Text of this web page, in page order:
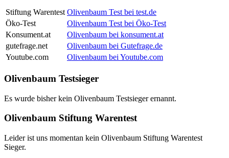
Stiftung Warentest Olivenbaum Test bei test.de
Öko-Test
Olivenbaum Test bei Öko-Test
Konsument.at
Olivenbaum bei konsument.at
gutefrage.net
Olivenbaum bei Gutefrage.de
Youtube.com
Olivenbaum bei Youtube.com
Olivenbaum Testsieger
Es wurde bisher kein Olivenbaum Testsieger ernannt.
Olivenbaum Stiftung Warentest
Leider ist uns momentan kein Olivenbaum Stiftung Warentest
Sieger.